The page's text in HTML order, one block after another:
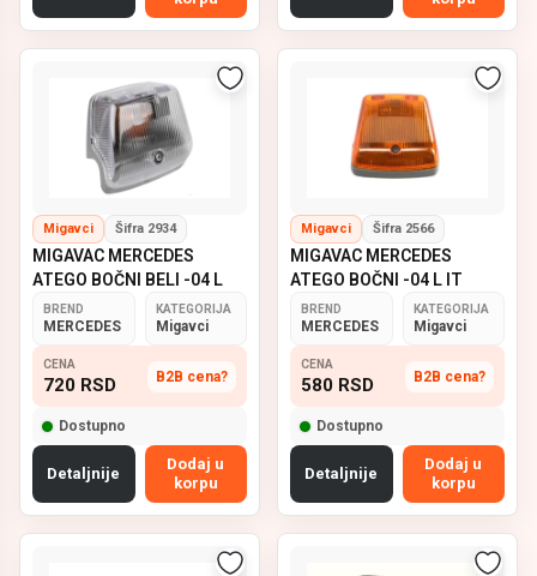
Migavci Šifra 2934
MIGAVAC MERCEDES
ATEGO BOČNI BELI -04 L
BREND
MERCEDES
KATEGORIJA
Migavci
CENA
720 RSD B2B cena?
Dostupno
Detaljnije
Dodaj u
korpu
Migavci Šifra 2566
MIGAVAC MERCEDES
ATEGO BOČNI -04 L IT
BREND
MERCEDES
KATEGORIJA
Migavci
CENA
580 RSD B2B cena?
Dostupno
Detaljnije
Dodaj u
korpu